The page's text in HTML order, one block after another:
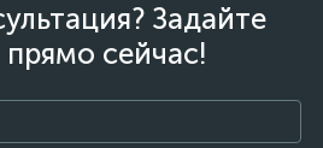
Задайте
прямо сейчас!